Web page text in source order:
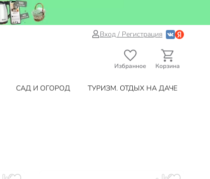
Вход / Регистрация
Избранное Корзина
САД И ОГОРОД ТУРИЗМ. ОТДЫХ НА ДАЧЕ